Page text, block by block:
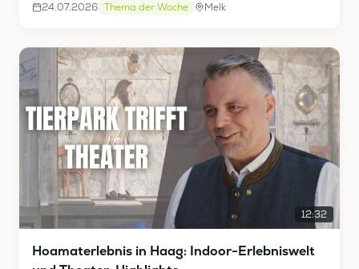
24.07.2026 Thema der Woche Melk
12:32
Hoamaterlebnis in Haag: Indoor-Erlebniswelt